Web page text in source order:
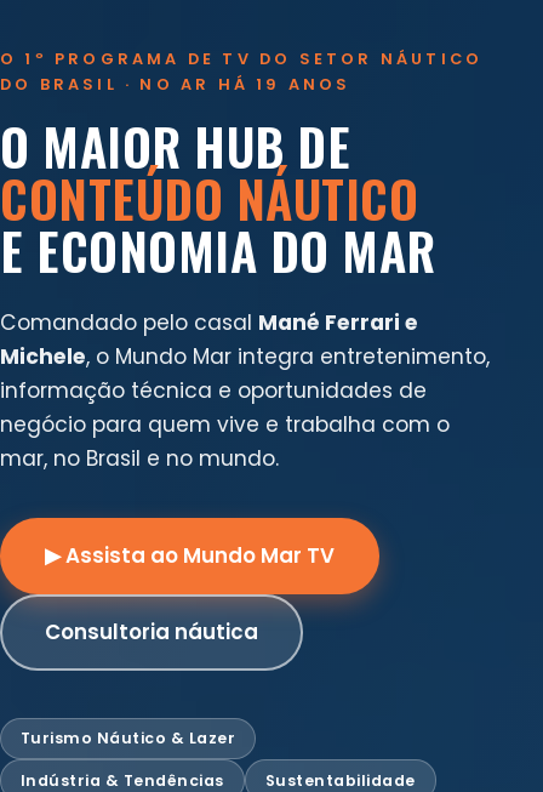
O 1º PROGRAMA DE TV DO SETOR NÁUTICO
DO BRASIL · NO AR HÁ 19 ANOS
O MAIOR HUB DE
CONTEÚDO NÁUTICO
E ECONOMIA DO MAR
Comandado pelo casal Mané Ferrari e
Michele, o Mundo Mar integra entretenimento,
informação técnica e oportunidades de
negócio para quem vive e trabalha com o
mar, no Brasil e no mundo.
▶ Assista ao Mundo Mar TV
Consultoria náutica
Turismo Náutico & Lazer
Indústria & Tendências Sustentabilidade